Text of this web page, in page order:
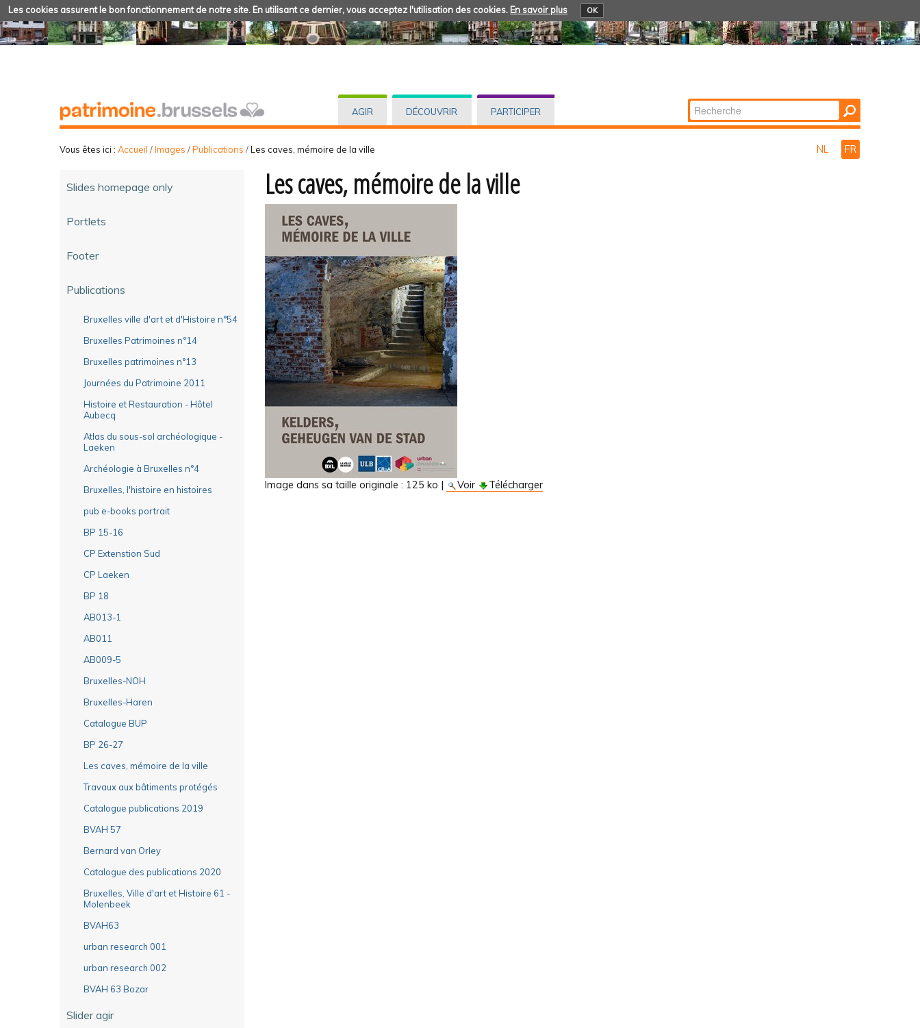
Les cookies assurent le bon fonctionnement de notre site. En utilisant ce dernier, vous acceptez l'utilisation des cookies. En savoir plus OK
AGIR DÉCOUVRIR PARTICIPER Chercher par
Recherche
Vous êtes ici : Accueil /Images /Publications /Les caves, mémoire de la ville NL FR
Slides homepage only
Portlets
Footer
Publications
Bruxelles ville d'art et d'Histoire n°54
Bruxelles Patrimoines n°14
Bruxelles patrimoines n°13
Journées du Patrimoine 2011
Histoire et Restauration - Hôtel
Aubecq
Atlas du sous-sol archéologique -
Laeken
Archéologie à Bruxelles n°4
Bruxelles, l'histoire en histoires
pub e-books portrait
BP 15-16
CP Extenstion Sud
CP Laeken
BP 18
AB013-1
AB011
AB009-5
Bruxelles-NOH
Bruxelles-Haren
Catalogue BUP
BP 26-27
Les caves, mémoire de la ville
Travaux aux bâtiments protégés
Catalogue publications 2019
BVAH 57
Bernard van Orley
Catalogue des publications 2020
Bruxelles, Ville d'art et Histoire 61 -
Molenbeek
BVAH63
urban research 001
urban research 002
BVAH 63 Bozar
Slider agir
Les caves, mémoire de la ville
Image dans sa taille originale : 125 ko | Voir Télécharger